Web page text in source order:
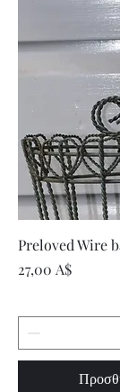
Preloved Wire
Τιμή
27,00 A$